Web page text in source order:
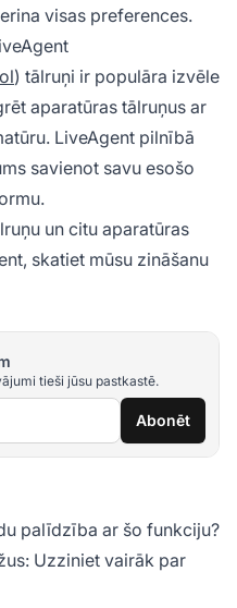
visas preferences.
) tālruņi ir populāra izvēle
aparatūras tālruņus ar
LiveAgent pilnībā
savienot savu esošo
un citu aparatūras
skatiet mūsu zināšanu
tieši jūsu pastkastē.
Abonēt
palīdzība ar šo funkciju?
Uzziniet vairāk par